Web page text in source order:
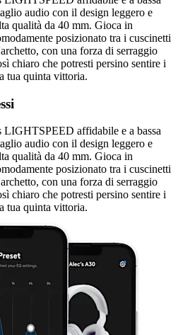
audio con il design leggero e
qualità da 40 mm. Gioca in
posizionato tra i cuscinetti
con una forza di serraggio
chiaro che potresti persino sentire i
tua quinta vittoria.
affidabile e a bassa
audio con il design leggero e
qualità da 40 mm. Gioca in
posizionato tra i cuscinetti
con una forza di serraggio
chiaro che potresti persino sentire i
tua quinta vittoria.